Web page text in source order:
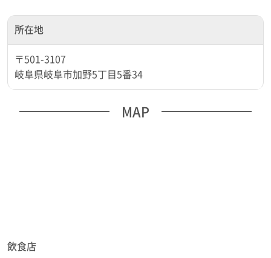
所在地
〒501-3107
岐阜県岐阜市加野5丁目5番34
MAP
飲食店